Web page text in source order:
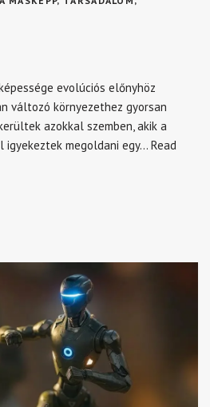
evolúciós előnyhöz
változó környezethez gyorsan
azokkal szemben, akik a
igyekeztek megoldani egy… Read